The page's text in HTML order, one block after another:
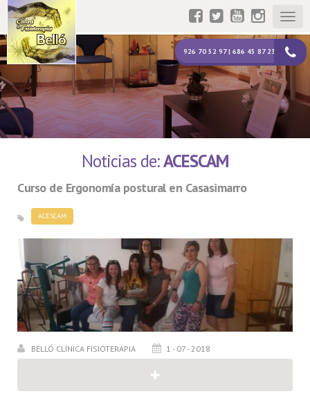
926 70 52 97 | 686 45 87 23
Noticias de:ACESCAM
Curso de Ergonomía postural en Casasimarro
ACESCAM
BELLÓ CLÍNICA FISIOTERAPIA 1 - 07 - 2018